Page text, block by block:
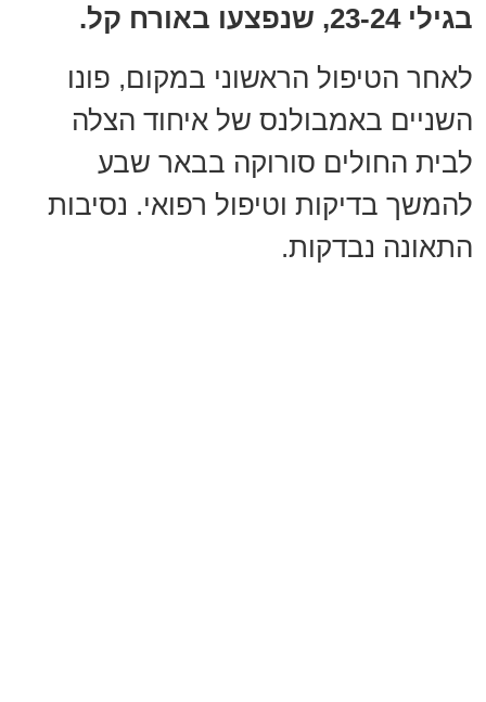
בגילי 23-24, שנפצעו באורח קל.
לאחר הטיפול הראשוני במקום, פונו
השניים באמבולנס של איחוד הצלה
לבית החולים סורוקה בבאר שבע
להמשך בדיקות וטיפול רפואי. נסיבות
התאונה נבדקות.